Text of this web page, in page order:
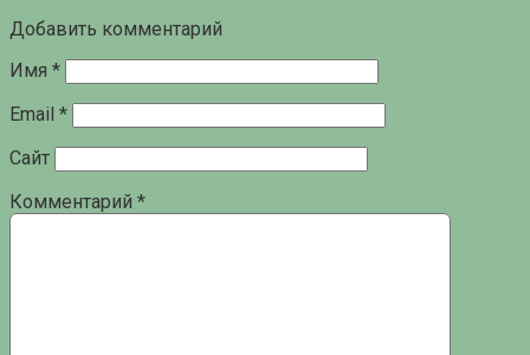
Добавить комментарий
Имя *
Email *
Сайт
Комментарий *